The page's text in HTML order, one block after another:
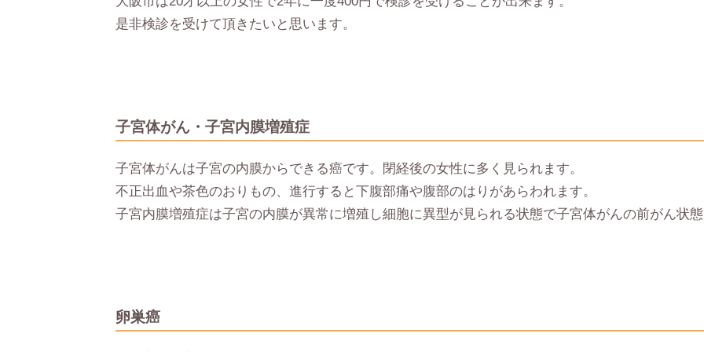
是非検診を受けて頂きたいと思います。
子宮体がん・子宮内膜増殖症
子宮体がんは子宮の内膜からできる癌です。閉経後の女性に多く見られます。
不正出血や茶色のおりもの、進行すると下腹部痛や腹部のはりがあらわれます。
子宮内膜増殖症は子宮の内膜が異常に増殖し細胞に異型が見られる状態で子宮体がんの前がん状態
卵巣癌